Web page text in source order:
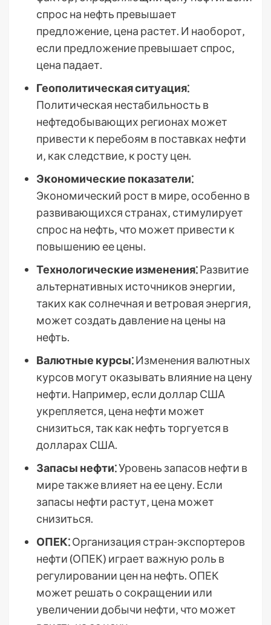
спрос на нефть превышает
предложение‚ цена растет. И наоборот‚
если предложение превышает спрос‚
цена падает.
Геополитическая ситуация⁚
Политическая нестабильность в
нефтедобывающих регионах может
привести к перебоям в поставках нефти
и‚ как следствие‚ к росту цен.
Экономические показатели⁚
Экономический рост в мире‚ особенно в
развивающихся странах‚ стимулирует
спрос на нефть‚ что может привести к
повышению ее цены.
Технологические изменения⁚Развитие
альтернативных источников энергии‚
таких как солнечная и ветровая энергия‚
может создать давление на цены на
нефть.
Валютные курсы⁚Изменения валютных
курсов могут оказывать влияние на цену
нефти. Например‚ если доллар США
укрепляется‚ цена нефти может
снизиться‚ так как нефть торгуется в
долларах США.
Запасы нефти⁚Уровень запасов нефти в
мире также влияет на ее цену. Если
запасы нефти растут‚ цена может
снизиться.
ОПЕК⁚Организация стран-экспортеров
нефти (ОПЕК) играет важную роль в
регулировании цен на нефть. ОПЕК
может решать о сокращении или
увеличении добычи нефти‚ что может